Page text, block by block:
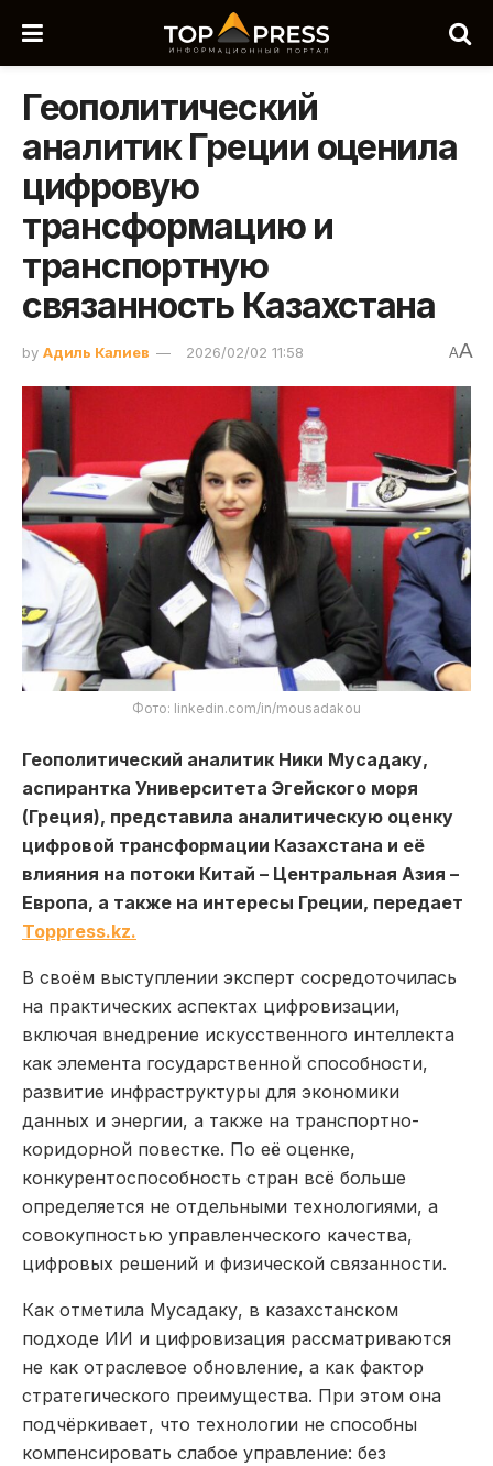
Геополитический
аналитик Греции оценила
цифровую
трансформацию и
транспортную
связанность Казахстана
by Адиль Калиев 2026/02/02 11:58 AA
Фото: linkedin.com/in/mousadakou
Геополитический аналитик Ники Мусадаку,
аспирантка Университета Эгейского моря
(Греция), представила аналитическую оценку
цифровой трансформации Казахстана и её
влияния на потоки Китай – Центральная Азия –
Европа, а также на интересы Греции, передает
Toppress.kz.
В своём выступлении эксперт сосредоточилась
на практических аспектах цифровизации,
включая внедрение искусственного интеллекта
как элемента государственной способности,
развитие инфраструктуры для экономики
данных и энергии, а также на транспортно-
коридорной повестке. По её оценке,
конкурентоспособность стран всё больше
определяется не отдельными технологиями, а
совокупностью управленческого качества,
цифровых решений и физической связанности.
Как отметила Мусадаку, в казахстанском
подходе ИИ и цифровизация рассматриваются
не как отраслевое обновление, а как фактор
стратегического преимущества. При этом она
подчёркивает, что технологии не способны
компенсировать слабое управление: без